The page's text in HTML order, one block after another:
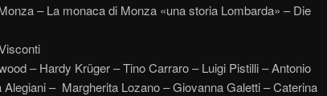
– La monaca di Monza «una storia Lombarda» – Die
– Hardy Krüger – Tino Carraro – Luigi Pistilli – Antonio
Alegiani – Margherita Lozano – Giovanna Galetti – Caterina